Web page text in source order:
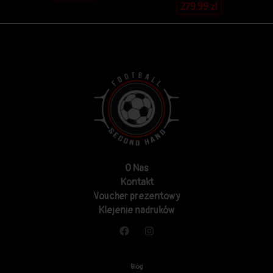
279.99zł
O Nas
Kontakt
Voucher prezentowy
Klejenie nadruków
Blog